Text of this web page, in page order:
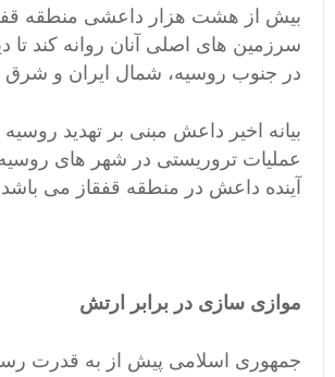
بیش از هشت هزار داعشی منطقه
سرزمین های اصلی آنان روانه کند تا
در جنوب روسیه، شمال ایران و شرق
بیانه اخیر داعش مبنی بر تهدید
عملیات تروریستی در شهر های روسیه
آینده داعش در منطقه قفقاز می
موازی سازی در برابر ارتش
جمهوری اسلامی پیش از به قدرت